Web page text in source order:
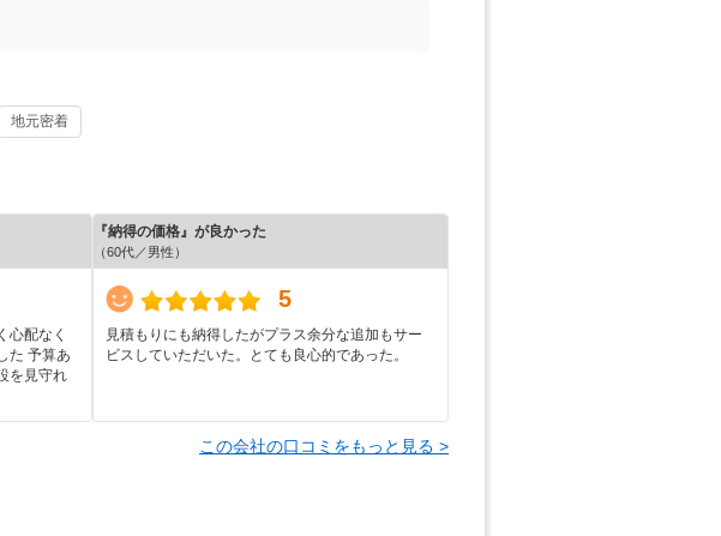
地元密着
心配なく
た 予算あ
を見守れ
『納得の価格』が良かった
（60代／男性）
5
見積もりにも納得したがプラス余分な追加もサー
ビスしていただいた。とても良心的であった。
この会社の口コミをもっと見る >